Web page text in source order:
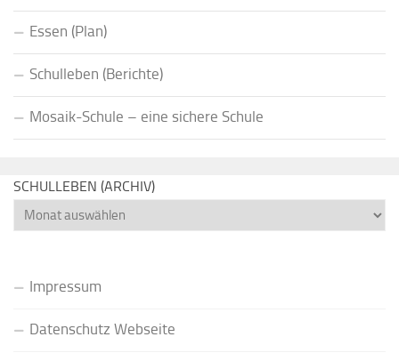
Essen (Plan)
Schulleben (Berichte)
Mosaik-Schule – eine sichere Schule
SCHULLEBEN (ARCHIV)
Schulleben
(Archiv)
Impressum
Datenschutz Webseite